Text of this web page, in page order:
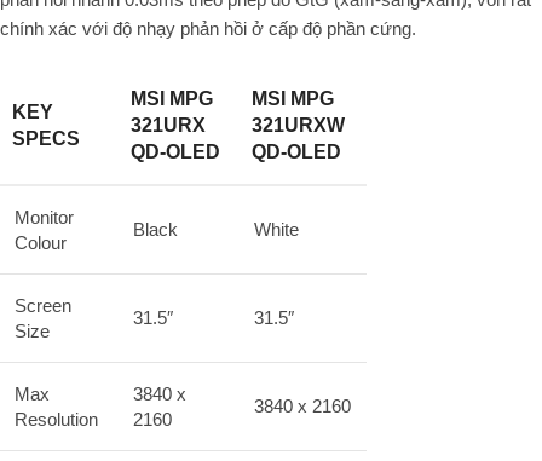
chính xác với độ nhạy phản hồi ở cấp độ phần cứng.
KEY
SPECS
MSI MPG
321URX
QD-OLED
MSI MPG
321URXW
QD-OLED
Monitor
Colour
Black White
Screen
Size
31.5″ 31.5″
Max
Resolution
3840 x
2160
3840 x 2160